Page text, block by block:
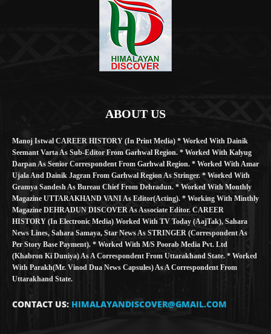
ABOUT US
Manoj Istwal CAREER HISTORY (in Print Media) * Worked With Dainik
Seemant Varta As Sub-Editor From Garhwal Region. * Worked With Kalyug
Darpan As Senior Correspondent From Garhwal Region. * Worked With Amar
Ujala And Dainik Jagran From Garhwal Region As Stringer. * Worked With
Gramya Sandesh As Bureau Chief From Dehradun. * Worked With Monthly
Magazine UTTARAKHAND VANI As Editor(Acting). * Working With Minthly
Magazine DEHRADUN DISCOVER As Associate Editor. CAREER
HISTORY (in Electronic Media) Worked With TV Today (AajTak), Sahara
News Lines, Sahara Samaya, Star News As STRINGER (Correspondent As
Per Story Base Payment). * Worked With M/S Poorab Media Pvt. Ltd
(Khabron Ki Duniya) As A Correspondent From Uttarakhand State. * Worked
With Parakh(Mr. Vinod Dua News Capsules) As A Correspondent From
Uttarakhand State.
CONTACT US: HIMALAYANDISCOVER@GMAIL.COM